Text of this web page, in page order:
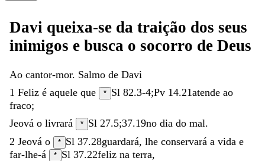
Davi queixa-se da traição dos seus
inimigos e busca o socorro de Deus
Ao cantor-mor. Salmo de Davi
1 Feliz é aquele que * Sl 82.3-4;Pv 14.21atende ao
fraco;
Jeová o livrará * Sl 27.5;37.19no dia do mal.
2 Jeová o * Sl 37.28guardará, lhe conservará a vida e
far-lhe-á
* Sl 37.22feliz na terra,